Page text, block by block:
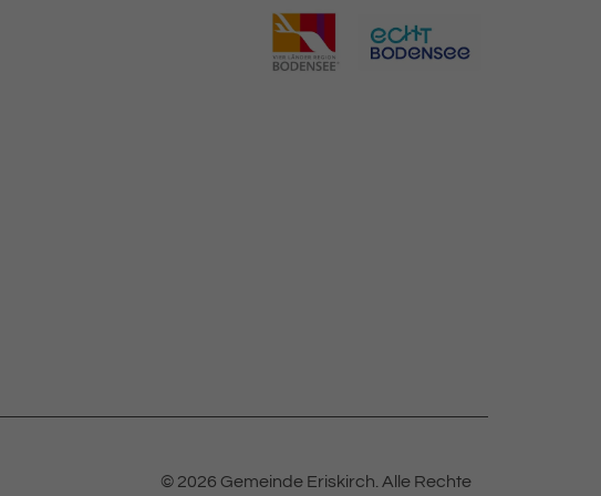
© 2026 Gemeinde Eriskirch. Alle Rechte